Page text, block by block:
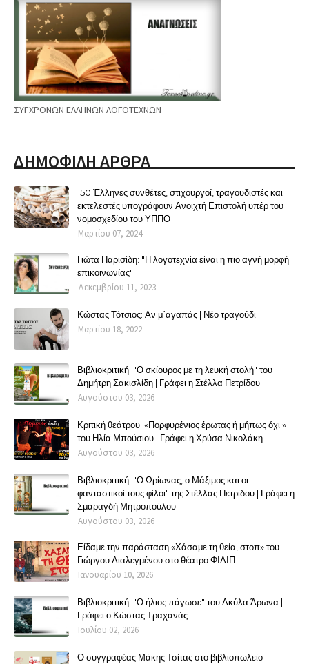
ΣΥΓΧΡΟΝΩΝ ΕΛΛΗΝΩΝ ΛΟΓΟΤΕΧΝΩΝ
ΔΗΜΟΦΙΛΗ ΑΡΘΡΑ
150 Έλληνες συνθέτες, στιχουργοί, τραγουδιστές και
εκτελεστές υπογράφουν Ανοιχτή Επιστολή υπέρ του
νομοσχεδίου του ΥΠΠΟ
Μαρτίου 07, 2024
Γιώτα Παρισίδη: "Η λογοτεχνία είναι η πιο αγνή μορφή
επικοινωνίας"
Δεκεμβρίου 11, 2023
Κώστας Τότσιος: Αν μ΄αγαπάς | Νέο τραγούδι
Μαρτίου 18, 2022
Βιβλιοκριτική: "Ο σκίουρος με τη λευκή στολή" του
Δημήτρη Σακισλίδη | Γράφει η Στέλλα Πετρίδου
Αυγούστου 03, 2026
Κριτική θεάτρου: «Πορφυρένιος έρωτας ή μήπως όχι;»
του Ηλία Μπούσιου | Γράφει η Χρύσα Νικολάκη
Αυγούστου 03, 2026
Βιβλιοκριτική: "Ο Ωρίωνας, ο Μάξιμος και οι
φανταστικοί τους φίλοι" της Στέλλας Πετρίδου | Γράφει η
Σμαραγδή Μητροπούλου
Αυγούστου 03, 2026
Είδαμε την παράσταση «Χάσαμε τη θεία, στοπ» του
Γιώργου Διαλεγμένου στο θέατρο ΦΙΛΙΠ
Ιανουαρίου 10, 2026
Βιβλιοκριτική: "Ο ήλιος πάγωσε" του Ακύλα Άρωνα |
Γράφει ο Κώστας Τραχανάς
Ιουλίου 02, 2026
Ο συγγραφέας Μάκης Τσίτας στο βιβλιοπωλείο